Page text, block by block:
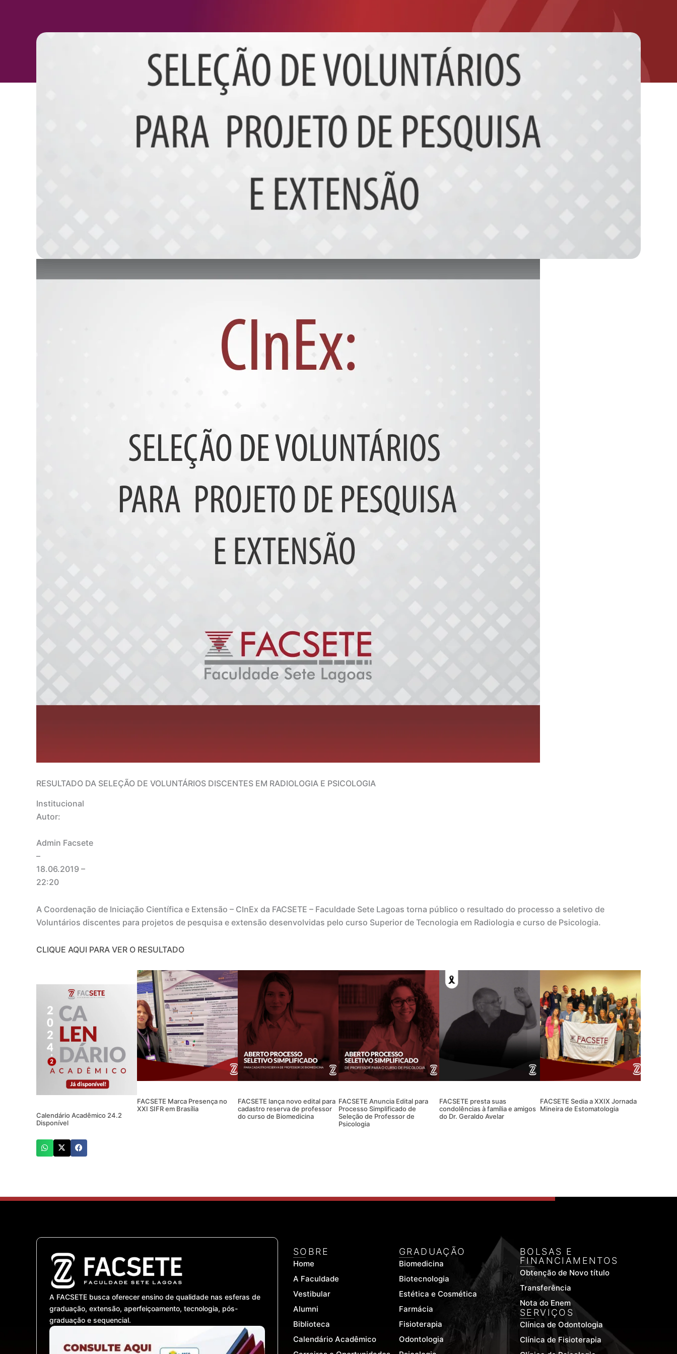
RESULTADO DA SELEÇÃO DE VOLUNTÁRIOS DISCENTES EM RADIOLOGIA E PSICOLOGIA
Institucional
Autor:
Admin Facsete
–
18.06.2019 –
22:20
A Coordenação de Iniciação Científica e Extensão – CInEx da FACSETE – Faculdade Sete Lagoas torna público o resultado do processo a seletivo de
Voluntários discentes para projetos de pesquisa e extensão desenvolvidas pelo curso Superior de Tecnologia em Radiologia e curso de Psicologia.
CLIQUE AQUI PARA VER O RESULTADO
Calendário Acadêmico 24.2
Disponível
FACSETE Marca Presença no
XXI SIFR em Brasília
FACSETE lança novo edital para
cadastro reserva de professor
do curso de Biomedicina
FACSETE Anuncia Edital para
Processo Simplificado de
Seleção de Professor de
Psicologia
FACSETE presta suas
condolências à família e amigos
do Dr. Geraldo Avelar
FACSETE Sedia a XXIX Jornada
Mineira de Estomatologia
A FACSETE busca oferecer ensino de qualidade nas esferas de
graduação, extensão, aperfeiçoamento, tecnologia, pós-
graduação e sequencial.
SOBRE
Home
A Faculdade
Vestibular
Alumni
Biblioteca
Calendário Acadêmico
GRADUAÇÃO
Biomedicina
Biotecnologia
Estética e Cosmética
Farmácia
Fisioterapia
Odontologia
BOLSAS E
FINANCIAMENTOS
Obtenção de Novo título
Transferência
Nota do Enem
SERVIÇOS
Clínica de Odontologia
Clínica de Fisioterapia